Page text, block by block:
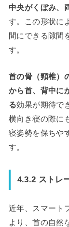
中央がくぼみ、
す。この形状に
間にできる隙間
す。
首の骨（頸椎）
から首、背中に
る効果が期待で
横向き寝の際に
寝姿勢を保ちや
す。
4.3.2 ストレ
近年、スマート
より、首の自然